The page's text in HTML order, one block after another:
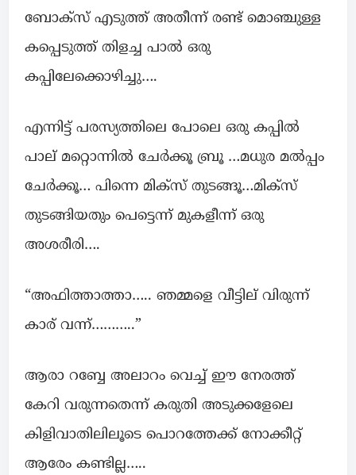
ബോക്സ് എടുത്ത് അതീന്ന് രണ്ട് മൊഞ്ചുള്ള
കപ്പെടുത്ത് തിളച്ച പാൽ ഒരു
കപ്പിലേക്കൊഴിച്ചു….
എന്നിട്ട് പരസ്യത്തിലെ പോലെ ഒരു കപ്പിൽ
പാല് മറ്റൊന്നിൽ ചേർക്കൂ ബ്രൂ …മധുര മൽപ്പം
ചേർക്കൂ… പിന്നെ മിക്സ് തുടങ്ങൂ…മിക്സ്
തുടങ്ങിയതും പെട്ടെന്ന് മുകളീന്ന് ഒരു
അശരീരി….
“അഫിത്താത്താ….. ഞമ്മളെ വീട്ടില് വിരുന്ന്
കാര് വന്ന്………..”
ആരാ റബ്ബേ അലാറം വെച്ച് ഈ നേരത്ത്
കേറി വരുന്നതെന്ന് കരുതി അടുക്കളേലെ
കിളിവാതിലിലൂടെ പൊറത്തേക്ക് നോക്കീറ്റ്
ആരേം കണ്ടില്ല…..